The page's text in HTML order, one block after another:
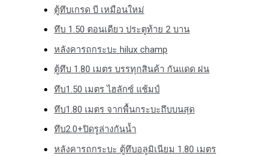
ตู้ทึบเกรด บี เหมือนใหม่
ทึบ 1.50 ตอนเดียว ประตูท้าย 2 บาน
หลังคารถกระบะ hilux champ
ตู้ทึบ 1.80 เมตร บรรทุกสินค้า กันแดด ฝน
ทึบ1.50 เมตร ไฮลักซ์ แช้มป์
ทึบ1.80 เมตร จากพื้นกระบะถึบบนสุด
ทึบ2.0+ปิดรูล่างกันน้ำ
หลังคารถกระบะ ตู้ทึบอลูมิเนียม 1.80 เมตร